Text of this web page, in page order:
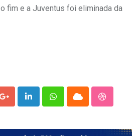
fim e a Juventus foi eliminada da
Google+LinkedInWhatsappCloud